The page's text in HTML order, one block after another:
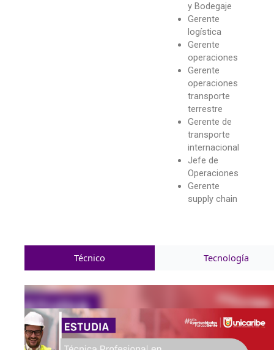
y Bodegaje
Gerente
logística
Gerente
operaciones
Gerente
operaciones
transporte
terrestre
Gerente de
transporte
internacional
Jefe de
Operaciones
Gerente
supply chain
Técnico Tecnología